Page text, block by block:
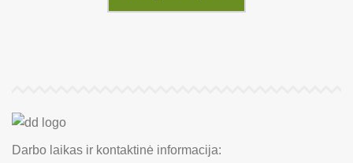
Darbo laikas ir kontaktinė informacija: